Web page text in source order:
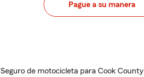
Pague a su manera
Seguro de motocicleta para Cook County